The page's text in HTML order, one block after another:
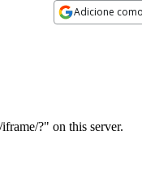
Adicione